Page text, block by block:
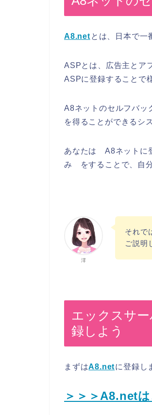
A8.net とは、日本で一
ASPとは、広告主とア
ASPに登録することで
A8ネットのセルフバッ
を得ることができるシ
あなたは A8ネットに
み をすることで、自
澪
それで
ご説明
エックスサ
録しよう
まずはA8.netに登録し
＞＞＞A8.net